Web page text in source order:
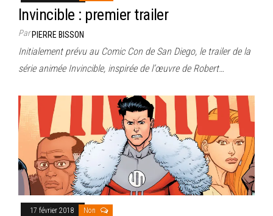
Invincible : premier trailer
ParPIERRE BISSON
Initialement prévu au Comic Con de San Diego, le trailer de la
série animée Invincible, inspirée de l’œuvre de Robert…
17 février 2018 Non